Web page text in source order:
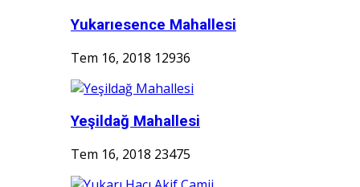
Yukarıesence Mahallesi
Tem 16, 2018 12936
Yeşildağ Mahallesi
Tem 16, 2018 23475